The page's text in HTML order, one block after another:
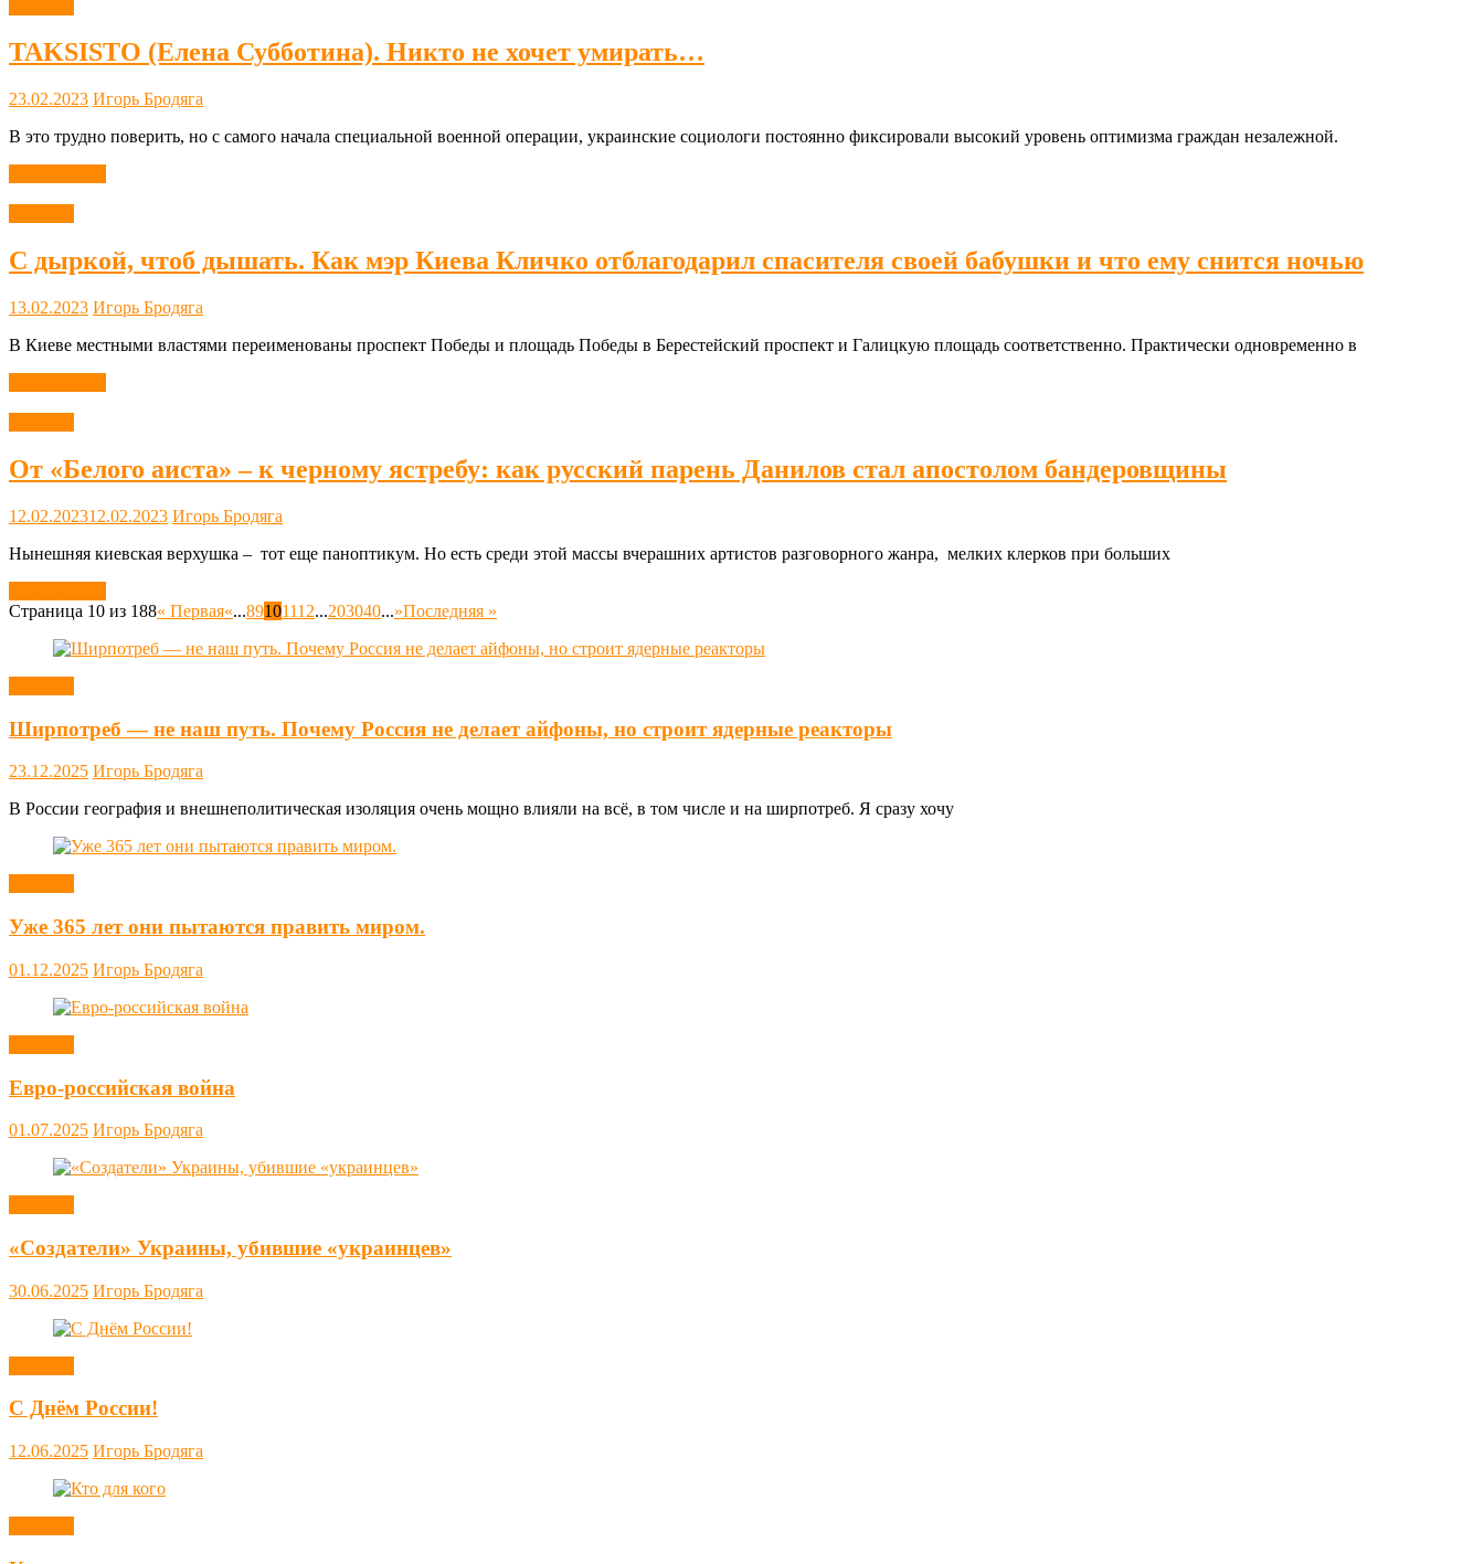
TAKSISTO (Елена Субботина). Никто не хочет умирать…
23.02.2023 Игорь Бродяга
В это трудно поверить, но с самого начала специальной военной операции, украинские социологи постоянно фиксировали высокий уровень оптимизма граждан незалежной.
С дыркой, чтоб дышать. Как мэр Киева Кличко отблагодарил спасителя своей бабушки и что ему снится ночью
13.02.2023 Игорь Бродяга
В Киеве местными властями переименованы проспект Победы и площадь Победы в Берестейский проспект и Галицкую площадь соответственно. Практически одновременно в
От «Белого аиста» – к черному ястребу: как русский парень Данилов стал апостолом бандеровщины
12.02.202312.02.2023 Игорь Бродяга
Нынешняя киевская верхушка – тот еще паноптикум. Но есть среди этой массы вчерашних артистов разговорного жанра, мелких клерков при больших
Страница 10 из 188« Первая«...89101112...203040...»Последняя »
Ширпотреб — не наш путь. Почему Россия не делает айфоны, но строит ядерные реакторы
23.12.2025 Игорь Бродяга
В России география и внешнеполитическая изоляция очень мощно влияли на всё, в том числе и на ширпотреб. Я сразу хочу
Уже 365 лет они пытаются править миром.
01.12.2025 Игорь Бродяга
Евро-российская война
01.07.2025 Игорь Бродяга
«Создатели» Украины, убившие «украинцев»
30.06.2025 Игорь Бродяга
С Днём России!
12.06.2025 Игорь Бродяга